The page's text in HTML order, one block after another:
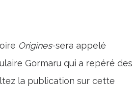
Origines-sera appelé
Gormaru qui a repéré des
la publication sur cette